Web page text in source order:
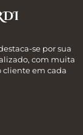
se por sua
com muita
cliente em cada